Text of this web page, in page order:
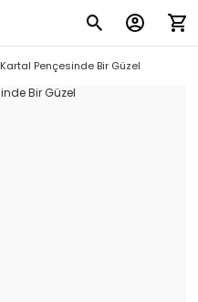
Kartal Pençesinde Bir Güzel